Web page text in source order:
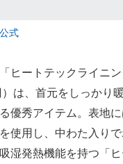
式
ヒートテックライニン
は、首元をしっかり
優秀アイテム。表地
使用し、中わた入り
湿発熱機能を持つ「